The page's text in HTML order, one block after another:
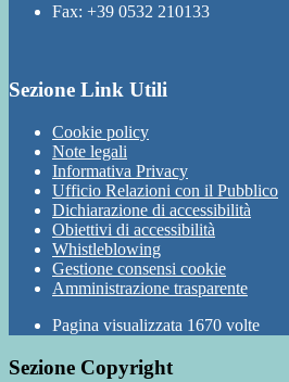
Fax: +39 0532 210133
Sezione Link Utili
Cookie policy
Note legali
Informativa Privacy
Ufficio Relazioni con il Pubblico
Dichiarazione di accessibilità
Obiettivi di accessibilità
Whistleblowing
Gestione consensi cookie
Amministrazione trasparente
Pagina visualizzata 1670 volte
Sezione Copyright